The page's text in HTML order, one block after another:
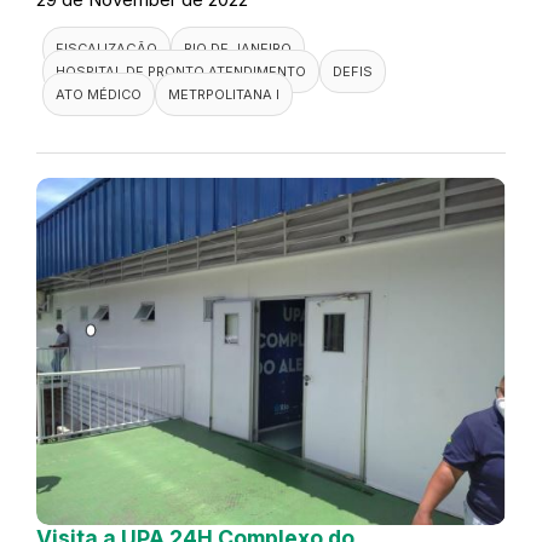
FISCALIZAÇÃO
RIO DE JANEIRO
HOSPITAL DE PRONTO ATENDIMENTO
DEFIS
ATO MÉDICO
METRPOLITANA I